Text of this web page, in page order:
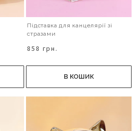
Підставка для канцелярії зі
стразами
858 грн.
В КОШИК